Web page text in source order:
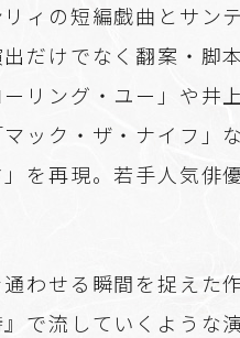
ィの短編戯曲とサン
だけでなく翻案・脚
リング・ユー」や井
ック・ザ・ナイフ」
を再現。若手人気俳
わせる瞬間を捉えた
で流していくような